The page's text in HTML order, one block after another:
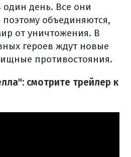
один день. Все они
объединяются,
от уничтожения. В
героев ждут новые
противостояния.
смотрите трейлер к